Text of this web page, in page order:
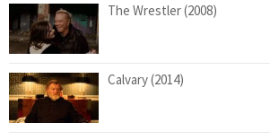
The Wrestler (2008)
Calvary (2014)